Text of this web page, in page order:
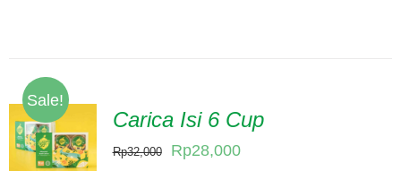
Sale!
Carica Isi 6 Cup
Rp32,000
Original
Rp28,000Current